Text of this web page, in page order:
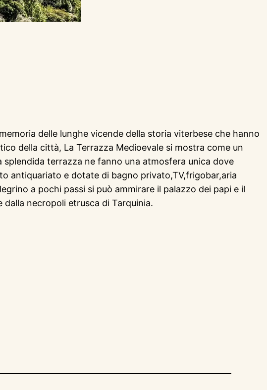
delle lunghe vicende della storia viterbese che hanno
della città, La Terrazza Medioevale si mostra come un
terrazza ne fanno una atmosfera unica dove
antiquariato e dotate di bagno privato,TV,frigobar,aria
a pochi passi si può ammirare il palazzo dei papi e il
necropoli etrusca di Tarquinia.